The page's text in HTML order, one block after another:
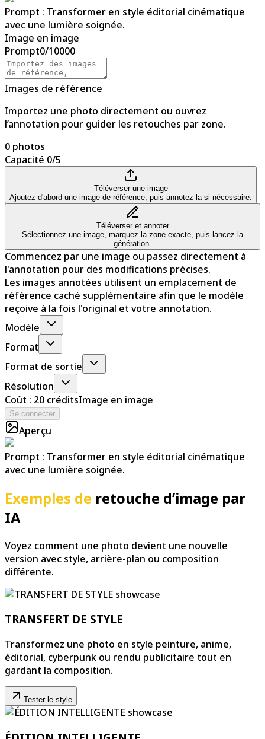
Prompt : Transformer en style éditorial cinématique
avec une lumière soignée.
Image en image
Prompt0/10000
Images de référence
Importez une photo directement ou ouvrez
l’annotation pour guider les retouches par zone.
0 photos
Capacité 0/5
Téléverser une image
Ajoutez d'abord une image de référence, puis annotez-la si nécessaire.
Téléverser et annoter
Sélectionnez une image, marquez la zone exacte, puis lancez la
génération.
Commencez par une image ou passez directement à
l'annotation pour des modifications précises.
Les images annotées utilisent un emplacement de
référence caché supplémentaire afin que le modèle
reçoive à la fois l'original et votre annotation.
Modèle
Format
Format de sortie
Résolution
Coût : 20 créditsImage en image
Se connecter
Aperçu
Prompt : Transformer en style éditorial cinématique
avec une lumière soignée.
Exemples de retouche d’image par
IA
Voyez comment une photo devient une nouvelle
version avec style, arrière-plan ou composition
différente.
TRANSFERT DE STYLE
Transformez une photo en style peinture, anime,
éditorial, cyberpunk ou rendu publicitaire tout en
gardant la composition.
Tester le style